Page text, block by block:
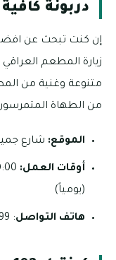
دربونة كافية
إن كنت تبحث عن
زيارة المطعم
متنوعة وغنية من
من الطهاة
الموقع: شارع
أوقات العمل:
(يومياً)
هاتف التواصل: 9999 331 04.